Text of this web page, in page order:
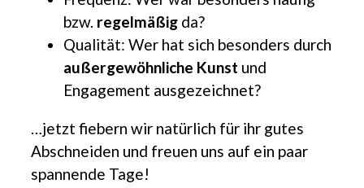
bzw. regelmäßig da?
Qualität: Wer hat sich besonders durch
außergewöhnliche Kunst und
Engagement ausgezeichnet?
…jetzt fiebern wir natürlich für ihr gutes
Abschneiden und freuen uns auf ein paar
spannende Tage!